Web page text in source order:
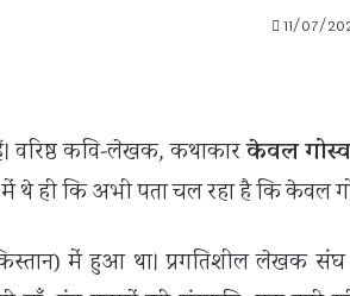
11/07/
वरिष्ठ कवि-लेखक, कथाकारकेवल
थे ही कि अभी पता चल रहा है कि केवल
में हुआ था। प्रगतिशील लेखक